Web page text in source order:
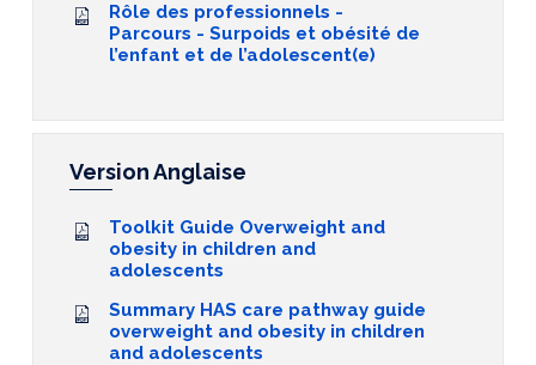
Rôle des professionnels -
Parcours - Surpoids et obésité de
l’enfant et de l’adolescent(e)
Version Anglaise
Toolkit Guide Overweight and
obesity in children and
adolescents
Summary HAS care pathway guide
overweight and obesity in children
and adolescents